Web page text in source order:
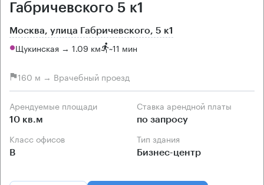
Габричевского 5 к1
Москва, улица Габричевского, 5 к1
Щукинская → 1.09 км ~11 мин
160 м → Врачебный проезд
Арендуемые площади
10 кв.м
Ставка арендной платы
по запросу
Класс офисов
B
Тип здания
Бизнес-центр